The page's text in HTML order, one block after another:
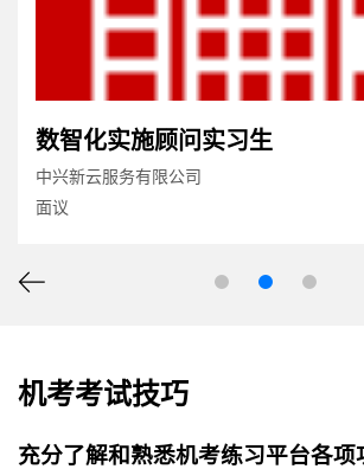
数智化实施顾问实习生
中兴新云服务有限公司
面议
机考考试技巧
充分了解和熟悉机考练习平台各项